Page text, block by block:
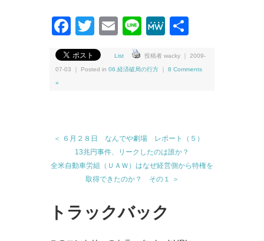
Facebook
Twitter
EmailLineMeWe
List 投稿者 wacky ｜ 2009-
07-03 ｜ Posted in 06.経済破局の行方 8 Comments
»
＜ ６月２８日 なんでや劇場 レポート（５）
13兆円事件、リークしたのは誰か？
全米自動車労組（ＵＡＷ）はなぜ経営側から特権を
取得できたのか？ その１ ＞
トラックバック